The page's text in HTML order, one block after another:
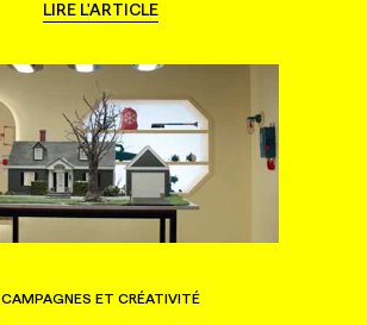
LIRE L'ARTICLE
CAMPAGNES ET CRÉATIVITÉ